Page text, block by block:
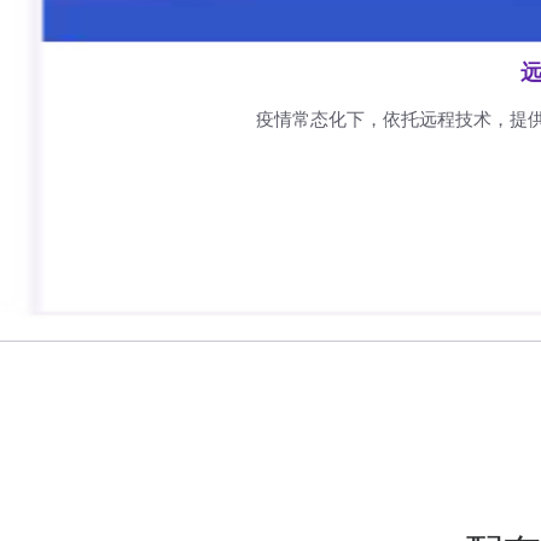
疫情常态化下，依托远程技术，提